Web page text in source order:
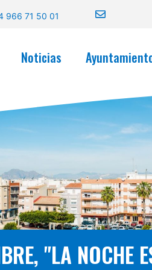
966 71 50 01
Noticias
"LA NOCHE